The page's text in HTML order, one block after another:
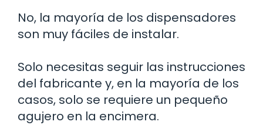
No, la mayoría de los dispensadores
son muy fáciles de instalar.
Solo necesitas seguir las instrucciones
del fabricante y, en la mayoría de los
casos, solo se requiere un pequeño
agujero en la encimera.